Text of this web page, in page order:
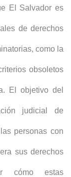
El Salvador es
de derechos
como la
obsoletos
El objetivo del
judicial de
personas con
sus derechos
cómo estas